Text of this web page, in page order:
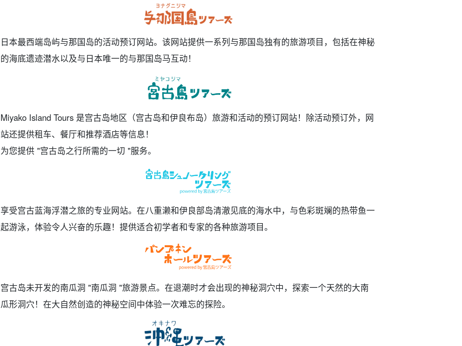
日本最西端岛屿与那国岛的活动预订网站。该网站提供一系列与那国岛独有的旅游项目，包括在神秘
的海底遗迹潜水以及与日本唯一的与那国岛马互动！
Miyako Island Tours 是宫古岛地区（宫古岛和伊良布岛）旅游和活动的预订网站！除活动预订外，网
站还提供租车、餐厅和推荐酒店等信息！
为您提供 "宫古岛之行所需的一切 "服务。
享受宫古蓝海浮潜之旅的专业网站。在八重濑和伊良部岛清澈见底的海水中，与色彩斑斓的热带鱼一
起游泳，体验令人兴奋的乐趣！提供适合初学者和专家的各种旅游项目。
宫古岛未开发的南瓜洞 "南瓜洞 "旅游景点。在退潮时才会出现的神秘洞穴中，探索一个天然的大南
瓜形洞穴！在大自然创造的神秘空间中体验一次难忘的探险。